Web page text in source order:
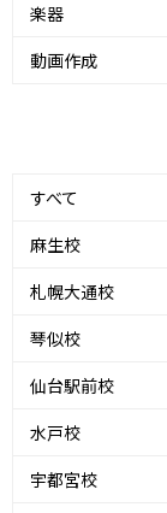
楽器
動画作成
すべて
麻生校
札幌大通校
琴似校
仙台駅前校
水戸校
宇都宮校